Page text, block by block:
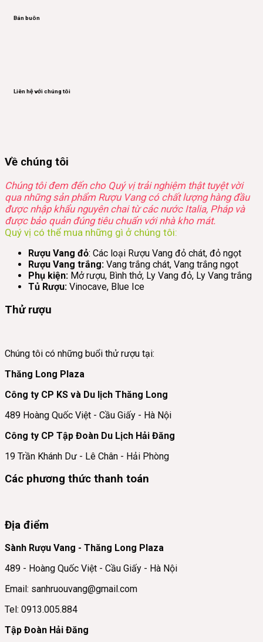
Bán buôn
Liên hệ với chúng tôi
Về chúng tôi
Chúng tôi đem đến cho Quý vị trải nghiệm thật tuyệt vời
qua những sản phẩm Rượu Vang có chất lượng hàng đầu
được nhập khẩu nguyên chai từ các nước Italia, Pháp và
được bảo quản đúng tiêu chuẩn với nhà kho mát.
Quý vị có thể mua những gì ở chúng tôi:
Rượu Vang đỏ: Các loại Rượu Vang đỏ chát, đỏ ngọt
Rượu Vang trắng: Vang trắng chát, Vang trắng ngọt
Phụ kiện: Mở rượu, Bình thở, Ly Vang đỏ, Ly Vang trắng
Tủ Rượu: Vinocave, Blue Ice
Thử rượu
Chúng tôi có những buổi thử rượu tại:
Thăng Long Plaza
Công ty CP KS và Du lịch Thăng Long
489 Hoàng Quốc Việt - Cầu Giấy - Hà Nội
Công ty CP Tập Đoàn Du Lịch Hải Đăng
19 Trần Khánh Dư - Lê Chân - Hải Phòng
Các phương thức thanh toán
Địa điểm
Sành Rượu Vang - Thăng Long Plaza
489 - Hoàng Quốc Việt - Cầu Giấy - Hà Nội
Email: sanhruouvang@gmail.com
Tel: 0913.005.884
Tập Đoàn Hải Đăng